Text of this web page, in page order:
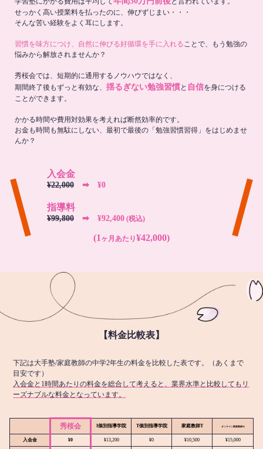
せっかく高い授業料を払ったのに、伸びずじまい・・・
そんな苦い経験をよく耳にします。
習慣を味方につけ、自然に伸びる好循環を手に入れることで、もう勉強の
悩みから解放されませんか？
秀桜会では、短期的に通用するノウハウではなく、
期間終了後もずっと有効な、 揺るぎない勉強習慣と 自信を身につける
ことができます。
かかる時間や費用対効果を考えれば断然効率的です。
お金も時間も無駄にしない、最初で最後の「勉強習慣習得」をはじめませ
んか？
入会金
¥22,000 ➡︎ ¥0
指導料
¥99,800 ➡︎ ¥92,400 (税込)
(1 ヶ月あたり¥42,000)
【料金比較表】
下記は大手塾/家庭教師の中学2年生の料金を比較した表です。（あくまで
目安です）
入会金と1時間あたりの料金を総合して考えると、業界水準と比較してもリ
ーズナブルな料金となっています。
秀桜会 I個別指導学院 T個別指導学院 家庭教師T オンライン家庭教師M
入会金 ¥0 ¥13,200 ¥0 ¥10,500 ¥15,000